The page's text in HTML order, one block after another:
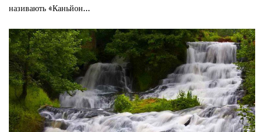
називають «Каньйон...